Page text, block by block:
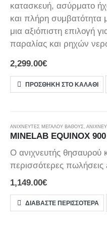
κατασκευή, ασύρματο
και πλήρη συμβατότητα
μια αξιόπιστη επιλογή
παραλίας και ρηχών
2,299.00€
ΠΡΟΣΘΉΚΗ ΣΤΟ ΚΑΛΆΘΙ
ΑΝΙΧΝΕΥΤΈΣ ΜΕΓΆΛΟΎ ΒΆΘΟΥΣ,
Ο ανιχνευτής θησαυρού
περισσότερες πωλήσεις
καλύτερος,
οδηγείται από την
1,149.00€
ΔΙΑΒΆΣΤΕ ΠΕΡΙΣΣΌΤΕΡΑ